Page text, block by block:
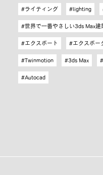
ライティング lighting
世界で一番やさしい3ds Max建
エクスポート エクスポー
Twinmotion 3ds Max
Autocad